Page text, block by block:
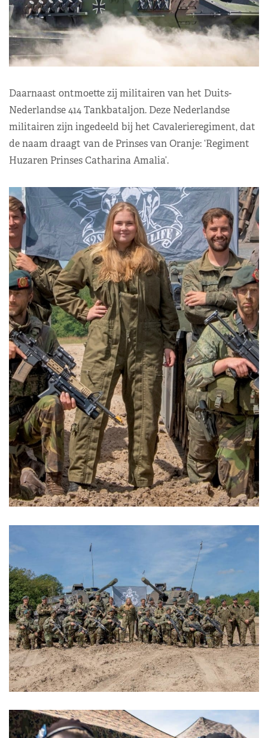
Daarnaast ontmoette zij militairen van het Duits-
Nederlandse 414 Tankbataljon. Deze Nederlandse
militairen zijn ingedeeld bij het Cavalerieregiment, dat
de naam draagt van de Prinses van Oranje: ‘Regiment
Huzaren Prinses Catharina Amalia’.